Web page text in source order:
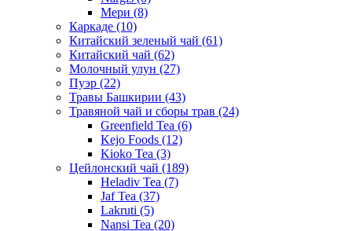
Мери (8)
Каркаде (10)
Китайский зеленый чай (61)
Китайский чай (62)
Молочный улун (27)
Пуэр (22)
Травы Башкирии (43)
Травяной чай и сборы трав (24)
Greenfield Tea (6)
Kejo Foods (12)
Kioko Tea (3)
Цейлонский чай (189)
Heladiv Tea (7)
Jaf Tea (37)
Lakruti (5)
Nansi Tea (20)